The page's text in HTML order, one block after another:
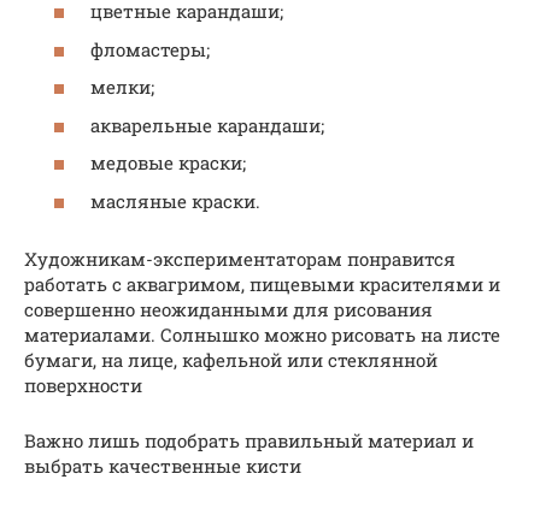
цветные карандаши;
фломастеры;
мелки;
акварельные карандаши;
медовые краски;
масляные краски.
Художникам-экспериментаторам понравится
работать с аквагримом, пищевыми красителями и
совершенно неожиданными для рисования
материалами. Солнышко можно рисовать на листе
бумаги, на лице, кафельной или стеклянной
поверхности
Важно лишь подобрать правильный материал и
выбрать качественные кисти